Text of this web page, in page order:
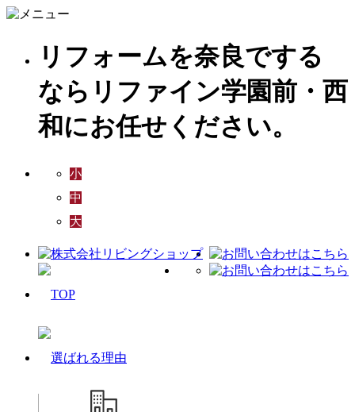
リフォームを奈良でする
ならリファイン学園前・西
和にお任せください。
小
中
大